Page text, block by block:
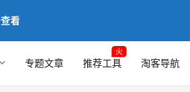
看
专题文章 推荐工具
火
淘客导航